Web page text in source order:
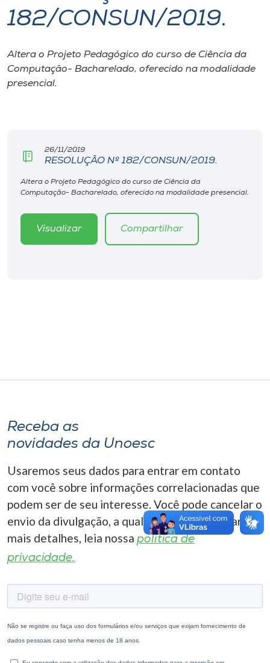
I.nova
Diplomados
Rádio
A+
182/CONSUN/2019.
Altera o Projeto Pedagógico do curso de Ciência da
Computação- Bacharelado, oferecido na modalidade
presencial.
26/11/2019
RESOLUÇÃO Nº 182/CONSUN/2019.
Altera o Projeto Pedagógico do curso de Ciência da
Computação- Bacharelado, oferecido na modalidade presencial.
Visualizar Compartilhar
Receba as
novidades da Unoesc
Usaremos seus dados para entrar em contato
com você sobre informações correlacionadas que
podem ser de seu interesse. Você pode cancelar o
envio da divulgação, a qualquer momento. Para
mais detalhes, leia nossa política de
privacidade.